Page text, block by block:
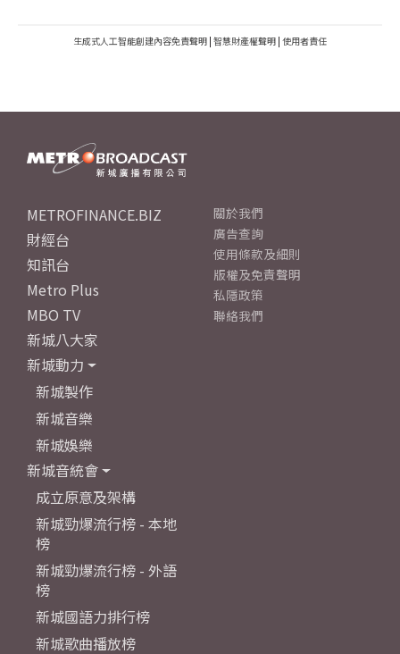
生成式人工智能創建內容免責聲明 | 智慧財產權聲明 | 使用者責任
METROFINANCE.BIZ
財經台
知訊台
Metro Plus
MBO TV
新城八大家
新城動力
新城製作
新城音樂
新城娛樂
新城音統會
成立原意及架構
新城勁爆流行榜 - 本地
榜
新城勁爆流行榜 - 外語
榜
新城國語力排行榜
新城歌曲播放榜
關於我們
廣告查詢
使用條款及細則
版權及免責聲明
私隱政策
聯絡我們